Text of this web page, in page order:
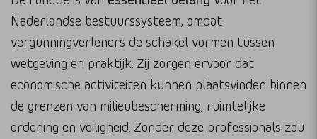
Nederlandse bestuurssysteem, omdat
vergunningverleners de schakel vormen tussen
wetgeving en praktijk. Zij zorgen ervoor dat
economische activiteiten kunnen plaatsvinden binnen
de grenzen van milieubescherming, ruimtelijke
ordening en veiligheid. Zonder deze professionals zou